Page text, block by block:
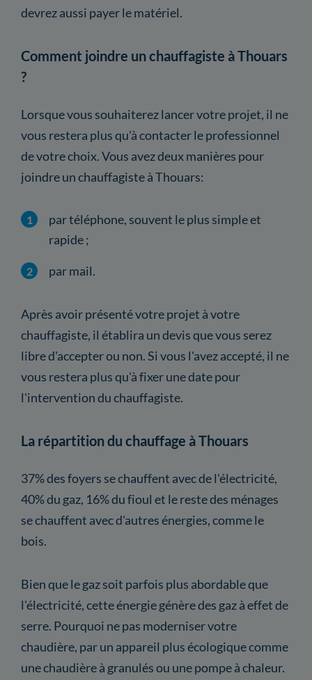
devrez aussi payer le matériel.
Comment joindre un chauffagiste à Thouars
?
Lorsque vous souhaiterez lancer votre projet, il ne
vous restera plus qu'à contacter le professionnel
de votre choix. Vous avez deux manières pour
joindre un chauffagiste à Thouars:
par téléphone, souvent le plus simple et
rapide ;
par mail.
Après avoir présenté votre projet à votre
chauffagiste, il établira un devis que vous serez
libre d'accepter ou non. Si vous l'avez accepté, il ne
vous restera plus qu'à fixer une date pour
l'intervention du chauffagiste.
La répartition du chauffage à Thouars
37% des foyers se chauffent avec de l'électricité,
40% du gaz, 16% du fioul et le reste des ménages
se chauffent avec d'autres énergies, comme le
bois.
Bien que le gaz soit parfois plus abordable que
l'électricité, cette énergie génère des gaz à effet de
serre. Pourquoi ne pas moderniser votre
chaudière, par un appareil plus écologique comme
une chaudière à granulés ou une pompe à chaleur.